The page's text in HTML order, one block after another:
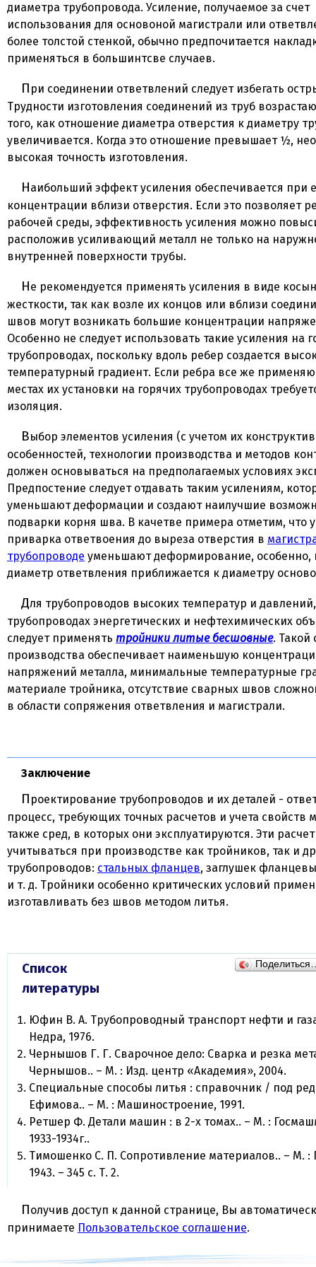
диаметра трубопровода. Усиление, получаемое за счет
использования для основоной магистрали или
более толстой стенкой, обычно предпочитается
применяться в большинтсве случаев.
При соединении ответвлений следует избегать острых углов.
Трудности изготовления соединений из труб
того, как отношение диаметра отверстия к диаметру
увеличивается. Когда это отношение превышает ½,
высокая точность изготовления.
Наибольший эффект усиления обеспечивается при его
концентрации вблизи отверстия. Если это позволяет
рабочей среды, эффективность усиления можно
расположив усиливающий металл не только на
внутренней поверхности трубы.
Не рекомендуется применять усиления в виде косынок или ребер
жесткости, так как возле их концов или вблизи
швов могут возникать большие концентрации
Особенно не следует использовать такие усиления на
трубопроводах, поскольку вдоль ребер создается
температурный градиент. Если ребра все же
местах их установки на горячих трубопроводах
изоляция.
Выбор элементов усиления (с учетом их конструктивных
особенностей, технологии производства и методов
должен основываться на предполагаемых условиях
Предпостение следует отдавать таким усилениям,
уменьшают деформации и создают наилучшие
подварки корня шва. В качетве примера отметим, что
приварка ответвоения до выреза отверстия в
трубопроводе уменьшают деформирование, особенно,
диаметр ответвления приближается к диаметру
Для трубопроводов высоких температур и давлений, а также на
трубопроводах энергетических и нефтехимических
следует применять тройники литые бесшовные. Такой
производства обеспечивает наименьшую
напряжений металла, минимальные температурные
материале тройника, отсутствие сварных швов
в области сопряжения ответвления и магистрали.
Заключение
Проектирование трубопроводов и их деталей - ответственный
процесс, требующих точных расчетов и учета свойств
также сред, в которых они эксплуатируются. Эти
учитываться при производстве как тройников, так и
трубопроводов: стальных фланцев, заглушек
и т. д. Тройники особенно критических условий
изготавливать без швов методом литья.
Список
литературы
Юфин В. А. Трубопроводный транспорт нефти и
Недра, 1976.
Чернышов Г. Г. Сварочное дело: Сварка и резка
Чернышов.. – М. : Изд. центр «Академия», 2004.
Специальные способы литья : справочник / под
Ефимова.. – М. : Машиностроение, 1991.
Ретшер Ф. Детали машин : в 2-х томах.. – М. :
1933-1934г..
Тимошенко С. П. Сопротивление материалов.. – М. :
1943. – 345 c. Т. 2.
Получив доступ к данной странице, Вы автоматически
принимаете Пользовательское соглашение.